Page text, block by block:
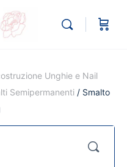
Unghie e Nail
Semipermanenti / Smalto
🔍